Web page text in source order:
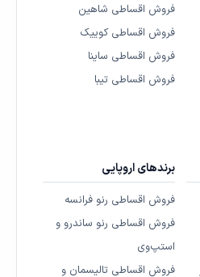
فروش اقساطی شاهین
فروش اقساطی کوییک
فروش اقساطی ساینا
فروش اقساطی تیبا
برندهای اروپایی
فروش اقساطی رنو فرانسه
فروش اقساطی رنو ساندرو و
استپ‌وی
فروش اقساطی تالیسمان و